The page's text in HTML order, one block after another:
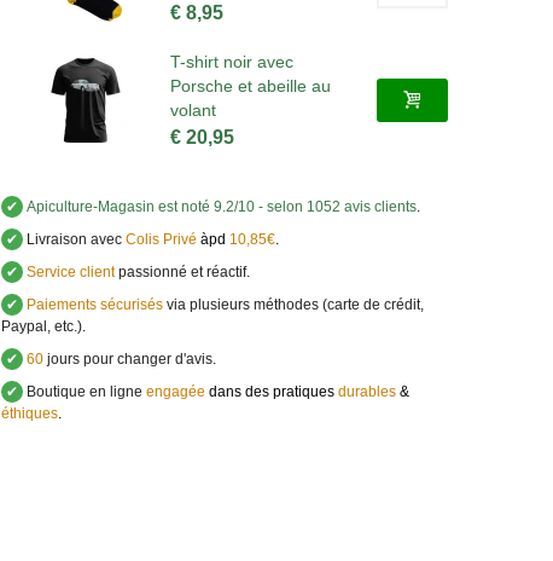
€ 8,95
T-shirt noir avec
Porsche et abeille au
volant
€ 20,95
✔ Apiculture-Magasin est noté 9.2/10 - selon 1052 avis clients.
✔ Livraison avecColis Privé àpd 10,85€.
✔ Service clientpassionné et réactif.
✔ Paiements sécurisésvia plusieurs méthodes (carte de crédit,
Paypal, etc.).
✔ 60jours pour changer d'avis.
✔ Boutique en ligne engagée dans des pratiques durables&
éthiques.